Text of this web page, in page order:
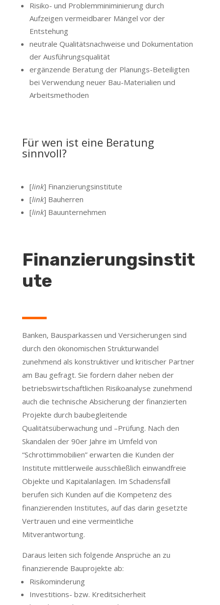
Risiko- und Problemminiminierung durch
Aufzeigen vermeidbarer Mängel vor der
Entstehung
neutrale Qualitätsnachweise und Dokumentation
der Ausführungsqualität
ergänzende Beratung der Planungs-Beteiligten
bei Verwendung neuer Bau-Materialien und
Arbeitsmethoden
Für wen ist eine Beratung
sinnvoll?
[link] Finanzierungsinstitute
[link] Bauherren
[link] Bauunternehmen
Finanzierungsinstit
ute
Banken, Bausparkassen und Versicherungen sind
durch den ökonomischen Strukturwandel
zunehmend als konstruktiver und kritischer Partner
am Bau gefragt. Sie fordern daher neben der
betriebswirtschaftlichen Risikoanalyse zunehmend
auch die technische Absicherung der finanzierten
Projekte durch baubegleitende
Qualitätsüberwachung und –Prüfung. Nach den
Skandalen der 90er Jahre im Umfeld von
“Schrottimmobilien” erwarten die Kunden der
Institute mittlerweile ausschließlich einwandfreie
Objekte und Kapitalanlagen. Im Schadensfall
berufen sich Kunden auf die Kompetenz des
finanzierenden Institutes, auf das darin gesetzte
Vertrauen und eine vermeintliche
Mitverantwortung.
Daraus leiten sich folgende Ansprüche an zu
finanzierende Bauprojekte ab:
Risikominderung
Investitions- bzw. Kreditsicherheit